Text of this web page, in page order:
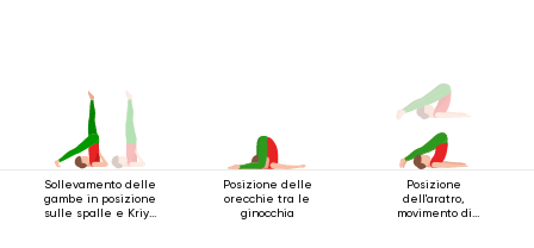
Sollevamento delle
gambe in posizione
sulle spalle e Kriya
Posizione delle
orecchie tra le
ginocchia
Posizione
dell'aratro,
movimento di